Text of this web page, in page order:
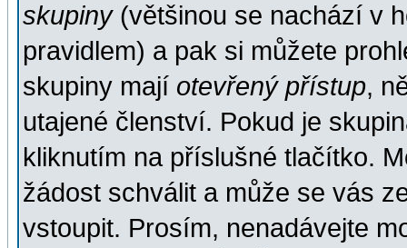
skupiny(většinou se nachází v
pravidlem) a pak si můžete
skupiny mají otevřený přístup,
utajené členství. Pokud je
kliknutím na příslušné tlačítko.
žádost schválit a může se vás
vstoupit. Prosím, nenadávejte